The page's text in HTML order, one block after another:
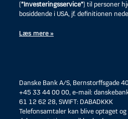
(”Investeringsservice”) til personer
bosiddende i USA, jf. definitionen
Læs mere »
Danske Bank A/S, Bernstorffsgade
+45 33 44 00 00, e-mail:
61 12 62 28, SWIFT: DABADKKK
Telefonsamtaler kan blive optaget